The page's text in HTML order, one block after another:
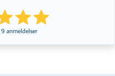
9 anmeldelser